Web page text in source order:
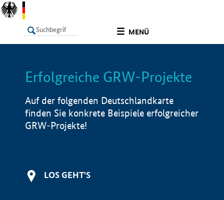
MENÜ
LISTE Info
Erfolgreiche GRW-Projekte
Auf der folgenden Deutschlandkarte
finden Sie konkrete Beispiele erfolgreicher
GRW-Projekte!
LOS GEHT'S